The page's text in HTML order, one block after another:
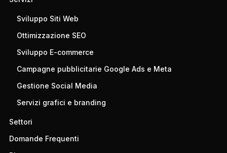
Sviluppo Siti Web
Ottimizzazione SEO
Sviluppo E-commerce
Campagne pubblicitarie Google Ads e Meta
Gestione Social Media
Servizi grafici e branding
Settori
Domande Frequenti